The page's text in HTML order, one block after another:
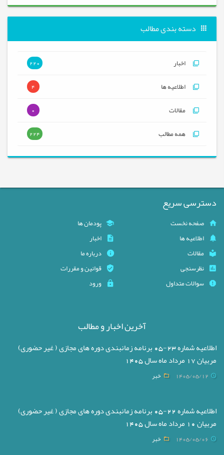
دسته بندی مطالب
اخبار 220
اطلاعیه ها 4
مقالات 0
همه مطالب 224
دسترسی سریع
صفحه نخست
پودمان ها
اطلاعیه ها
اخبار
مقالات
درباره ما
نظرسنجی
قوانین و مقررات
سوالات متداول
ورود
آخرین اخبار و مطالب
اطلاعیه شماره 23-05 برنامه زمانبندی دوره های مجازی ( غیر حضوری)
مربیان 17 مرداد ماه سال 1405
1405/05/12 خبر
اطلاعیه شماره 22-05 برنامه زمانبندی دوره های مجازی ( غیر حضوری)
مربیان 10 مرداد ماه سال 1405
1405/05/06 خبر